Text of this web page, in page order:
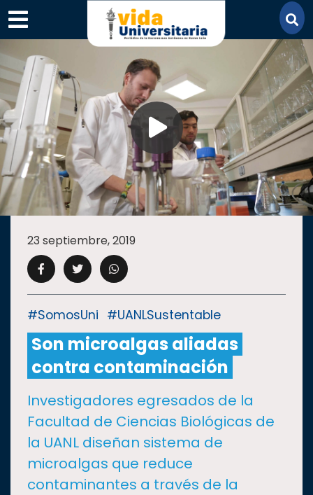
×
SECCIONES
ACADEMIA
CAMPUS UANL
CULTURA
I+D+IEXPERTOS
SALUD
23 septiembre, 2019
#SomosUni #UANLSustentable
Son microalgas aliadas
contra contaminación
Investigadores egresados de la
Facultad de Ciencias Biológicas de
la UANL diseñan sistema de
microalgas que reduce
contaminantes a través de la